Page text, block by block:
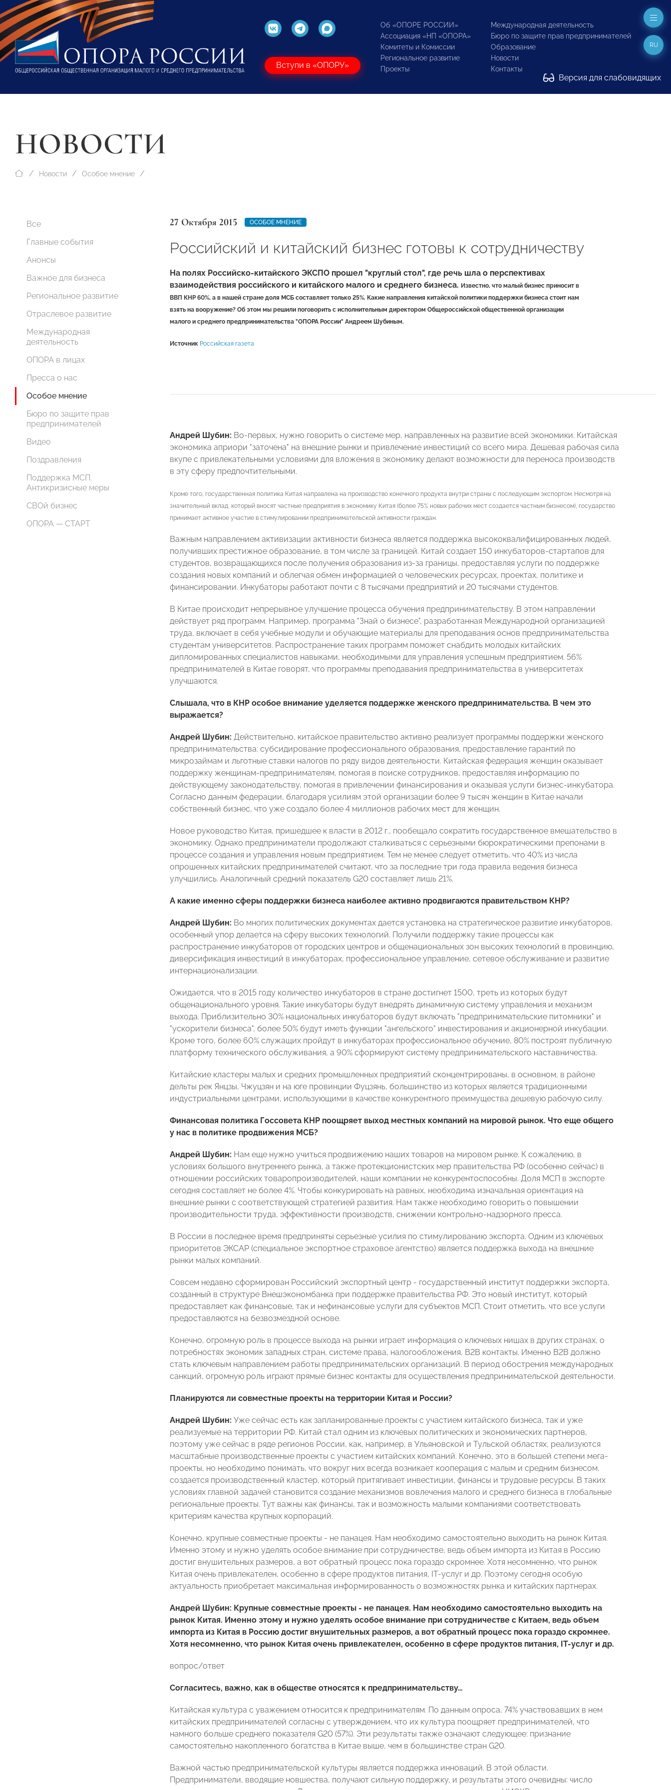
Вступи в «ОПОРУ»
Об «ОПОРЕ РОССИИ»
Ассоциация «НП «ОПОРА»
Комитеты и Комиссии
Региональное развитие
Проекты
Международная деятельность
Бюро по защите прав предпринимателей
Образование
Новости
Контакты
Версия для слабовидящих
RU
НОВОСТИ
Новости Особое мнение
Все
Главные события
Анонсы
Важное для бизнеса
Региональное развитие
Отраслевое развитие
Международная
деятельность
ОПОРА в лицах
Пресса о нас
Особое мнение
Бюро по защите прав
предпринимателей
Видео
Поздравления
Поддержка МСП.
Антикризисные меры
СВОй бизнес
ОПОРА — СТАРТ
27 Октября 2015 ОСОБОЕ МНЕНИЕ
Российский и китайский бизнес готовы к сотрудничеству
На полях Российско-китайского ЭКСПО прошел "круглый стол", где речь шла о перспективах
взаимодействия российского и китайского малого и среднего бизнеса. Известно, что малый бизнес приносит в
ВВП КНР 60%, а в нашей стране доля МСБ составляет только 25%. Какие направления китайской политики поддержки бизнеса стоит нам
взять на вооружение? Об этом мы решили поговорить с исполнительным директором Общероссийской общественной организации
малого и среднего предпринимательства "ОПОРА России" Андреем Шубиным.
Источник Российская газета
Андрей Шубин: Во-первых, нужно говорить о системе мер, направленных на развитие всей экономики. Китайская
экономика априори "заточена" на внешние рынки и привлечение инвестиций со всего мира. Дешевая рабочая сила
вкупе с привлекательными условиями для вложения в экономику делают возможности для переноса производств
в эту сферу предпочтительными.
Кроме того, государственная политика Китая направлена на производство конечного продукта внутри страны с последующим экспортом. Несмотря на
значительный вклад, который вносят частные предприятия в экономику Китая (более 75% новых рабочих мест создается частным бизнесом), государство
принимает активное участие в стимулировании предпринимательской активности граждан.
Важным направлением активизации активности бизнеса является поддержка высококвалифицированных людей,
получивших престижное образование, в том числе за границей. Китай создает 150 инкубаторов-стартапов для
студентов, возвращающихся после получения образования из-за границы, предоставляя услуги по поддержке
создания новых компаний и облегчая обмен информацией о человеческих ресурсах, проектах, политике и
финансировании. Инкубаторы работают почти с 8 тысячами предприятий и 20 тысячами студентов.
В Китае происходит непрерывное улучшение процесса обучения предпринимательству. В этом направлении
действует ряд программ. Например, программа "Знай о бизнесе", разработанная Международной организацией
труда, включает в себя учебные модули и обучающие материалы для преподавания основ предпринимательства
студентам университетов. Распространение таких программ поможет снабдить молодых китайских
дипломированных специалистов навыками, необходимыми для управления успешным предприятием. 56%
предпринимателей в Китае говорят, что программы преподавания предпринимательства в университетах
улучшаются.
Слышала, что в КНР особое внимание уделяется поддержке женского предпринимательства. В чем это
выражается?
Андрей Шубин: Действительно, китайское правительство активно реализует программы поддержки женского
предпринимательства: субсидирование профессионального образования, предоставление гарантий по
микрозаймам и льготные ставки налогов по ряду видов деятельности. Китайская федерация женщин оказывает
поддержку женщинам-предпринимателям, помогая в поиске сотрудников, предоставляя информацию по
действующему законодательству, помогая в привлечении финансирования и оказывая услуги бизнес-инкубатора.
Согласно данным федерации, благодаря усилиям этой организации более 9 тысяч женщин в Китае начали
собственный бизнес, что уже создало более 4 миллионов рабочих мест для женщин.
Новое руководство Китая, пришедшее к власти в 2012 г., пообещало сократить государственное вмешательство в
экономику. Однако предприниматели продолжают сталкиваться с серьезными бюрократическими препонами в
процессе создания и управления новым предприятием. Тем не менее следует отметить, что 40% из числа
опрошенных китайских предпринимателей считают, что за последние три года правила ведения бизнеса
улучшились. Аналогичный средний показатель G20 составляет лишь 21%.
А какие именно сферы поддержки бизнеса наиболее активно продвигаются правительством КНР?
Андрей Шубин: Во многих политических документах дается установка на стратегическое развитие инкубаторов,
особенный упор делается на сферу высоких технологий. Получили поддержку такие процессы как
распространение инкубаторов от городских центров и общенациональных зон высоких технологий в провинцию,
диверсификация инвестиций в инкубаторах, профессиональное управление, сетевое обслуживание и развитие
интернационализации.
Ожидается, что в 2015 году количество инкубаторов в стране достигнет 1500, треть из которых будут
общенационального уровня. Такие инкубаторы будут внедрять динамичную систему управления и механизм
выхода. Приблизительно 30% национальных инкубаторов будут включать "предпринимательские питомники" и
"ускорители бизнеса", более 50% будут иметь функции "ангельского" инвестирования и акционерной инкубации.
Кроме того, более 60% служащих пройдут в инкубаторах профессиональное обучение, 80% построят публичную
платформу технического обслуживания, а 90% сформируют систему предпринимательского наставничества.
Китайские кластеры малых и средних промышленных предприятий сконцентрированы, в основном, в районе
дельты рек Янцзы, Чжуцзян и на юге провинции Фуцзянь, большинство из которых является традиционными
индустриальными центрами, использующими в качестве конкурентного преимущества дешевую рабочую силу.
Финансовая политика Госсовета КНР поощряет выход местных компаний на мировой рынок. Что еще общего
у нас в политике продвижения МСБ?
Андрей Шубин: Нам еще нужно учиться продвижению наших товаров на мировом рынке. К сожалению, в
условиях большого внутреннего рынка, а также протекционистских мер правительства РФ (особенно сейчас) в
отношении российских товаропроизводителей, наши компании не конкурентоспособны. Доля МСП в экспорте
сегодня составляет не более 4%. Чтобы конкурировать на равных, необходима изначальная ориентация на
внешние рынки с соответствующей стратегией развития. Нам также необходимо говорить о повышении
производительности труда, эффективности производств, снижении контрольно-надзорного пресса.
В России в последнее время предприняты серьезные усилия по стимулированию экспорта. Одним из ключевых
приоритетов ЭКСАР (специальное экспортное страховое агентство) является поддержка выхода на внешние
рынки малых компаний.
Совсем недавно сформирован Российский экспортный центр - государственный институт поддержки экспорта,
созданный в структуре Внешэкономбанка при поддержке правительства РФ. Это новый институт, который
предоставляет как финансовые, так и нефинансовые услуги для субъектов МСП. Стоит отметить, что все услуги
предоставляются на безвозмездной основе.
Конечно, огромную роль в процессе выхода на рынки играет информация о ключевых нишах в других странах, о
потребностях экономик западных стран, системе права, налогообложения, В2В контакты. Именно В2В должно
стать ключевым направлением работы предпринимательских организаций. В период обострения международных
санкций, огромную роль играют прямые бизнес контакты для осуществления предпринимательской деятельности.
Планируются ли совместные проекты на территории Китая и России?
Андрей Шубин: Уже сейчас есть как запланированные проекты с участием китайского бизнеса, так и уже
реализуемые на территории РФ. Китай стал одним из ключевых политических и экономических партнеров,
поэтому уже сейчас в ряде регионов России, как, например, в Ульяновской и Тульской областях, реализуются
масштабные производственные проекты с участием китайских компаний. Конечно, это в большей степени мега-
проекты, но необходимо понимать, что вокруг них всегда возникает кооперация с малым и средним бизнесом,
создается производственный кластер, который притягивает инвестиции, финансы и трудовые ресурсы. В таких
условиях главной задачей становится создание механизмов вовлечения малого и среднего бизнеса в глобальные
региональные проекты. Тут важны как финансы, так и возможность малыми компаниями соответствовать
критериям качества крупных корпораций.
Конечно, крупные совместные проекты - не панацея. Нам необходимо самостоятельно выходить на рынок Китая.
Именно этому и нужно уделять особое внимание при сотрудничестве, ведь объем импорта из Китая в Россию
достиг внушительных размеров, а вот обратный процесс пока гораздо скромнее. Хотя несомненно, что рынок
Китая очень привлекателен, особенно в сфере продуктов питания, IT-услуг и др. Поэтому сегодня особую
актуальность приобретает максимальная информированность о возможностях рынка и китайских партнерах.
Андрей Шубин: Крупные совместные проекты - не панацея. Нам необходимо самостоятельно выходить на
рынок Китая. Именно этому и нужно уделять особое внимание при сотрудничестве с Китаем, ведь объем
импорта из Китая в Россию достиг внушительных размеров, а вот обратный процесс пока гораздо скромнее.
Хотя несомненно, что рынок Китая очень привлекателен, особенно в сфере продуктов питания, IT-услуг и др.
вопрос/ответ
Согласитесь, важно, как в обществе относятся к предпринимательству…
Китайская культура с уважением относится к предпринимателям. По данным опроса, 74% участвовавших в нем
китайских предпринимателей согласны с утверждением, что их культура поощряет предпринимателей, что
намного больше среднего показателя G20 (57%). Эти результаты также означают следующее: признание
самостоятельно накопленного богатства в Китае выше, чем в большинстве стран G20.
Важной частью предпринимательской культуры является поддержка инноваций. В этой области.
Предприниматели, вводящие новшества, получают сильную поддержку, и результаты этого очевидны: число